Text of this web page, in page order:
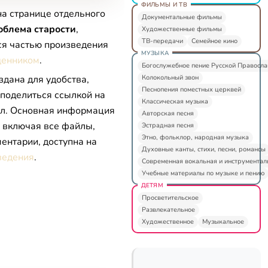
странице отдельного
старости,
частью произведения
.
для удобства,
ссылкой на
Основная информация
включая все файлы,
доступна на
.
ФИЛЬМЫ И ТВ
Документальные фильмы
Художественные фильмы
ТВ-передачи
Семейное кино
МУЗЫКА
Богослужебное пение Русской
Колокольный звон
Песнопения поместных церквей
Классическая музыка
Авторская песня
Эстрадная песня
Этно, фольклор, народная музыка
Духовные канты, стихи, песни, романсы
Современная вокальная и
Учебные материалы по музыке и пению
ДЕТЯМ
Просветительское
Развлекательное
Художественное
Музыкальное